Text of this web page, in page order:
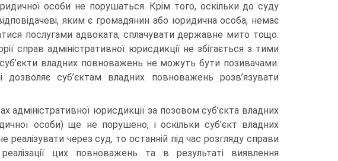
особи не порушаться. Крім того, оскільки до суду
яким є громадянин або юридична особа, немає
послугами адвоката, спла­чувати державне мито тощо.
справ адміністративної юрисдикції не збі­гається з тими
владних повноважень не можуть бути позивачами.
суб’єктам владних повноважень розв’язувати
адміністра­тивної юрисдикції за позовом суб’єкта владних
особи) ще не порушено, і оскільки суб’єкт владних
через суд, то останній під час розгляду справи
цих повноважень та в результаті виявлення